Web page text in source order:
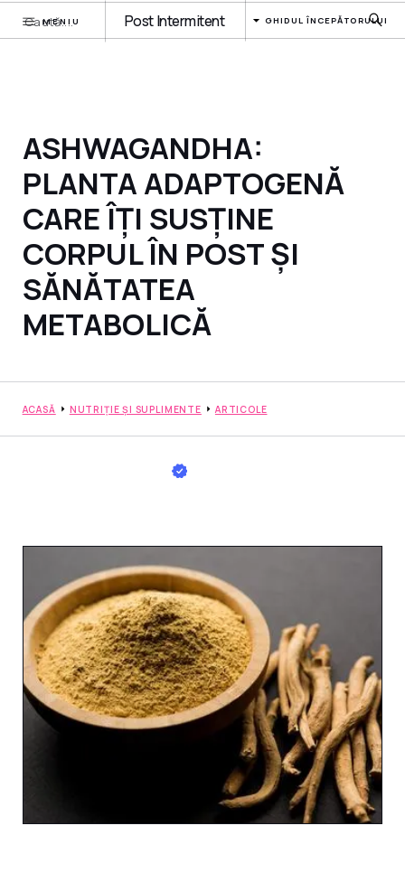
MENIU Post Intermitent GHIDUL ÎNCEPĂTORULUI
ASHWAGANDHA:
PLANTA ADAPTOGENĂ
CARE ÎȚI SUSȚINE
CORPUL ÎN POST ȘI
SĂNĂTATEA
METABOLICĂ
ACASĂ NUTRIȚIE ȘI SUPLIMENTE ARTICOLE